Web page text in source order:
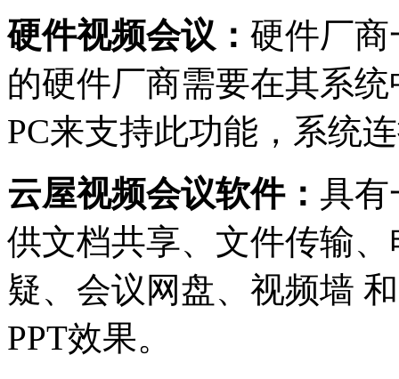
硬件视频会议： 硬件厂
的硬件厂商需要在其系
PC来支持此功能，系统
云屋视频会议软件： 具有
供文档共享、文件传输
疑、会议网盘、视频墙
PPT效果。